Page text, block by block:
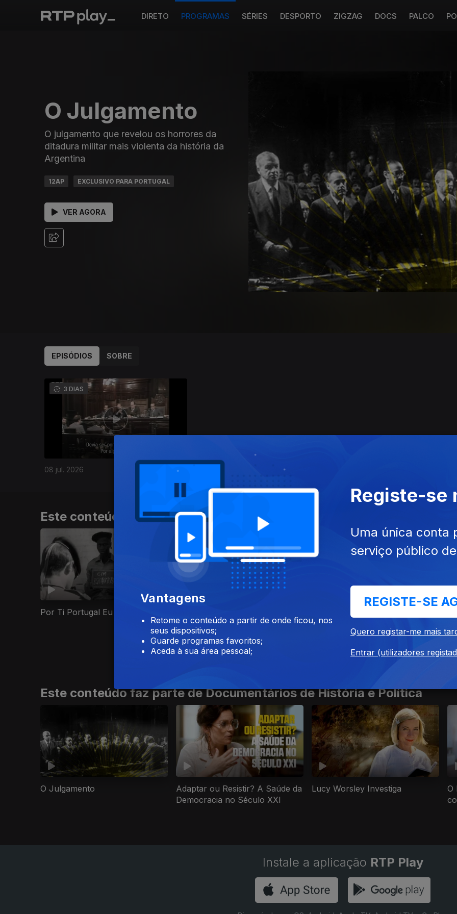
DIRETO PROGRAMAS SÉRIES DESPORTO ZIGZAG DOCS PALCO
O Julgamento
O julgamento que revelou os horrores da
ditadura militar mais violenta da história da
Argentina
12AP EXCLUSIVO PARA PORTUGAL
VER AGORA
EPISÓDIOS SOBRE
3 DIAS
08 jul. 2026
941231
Este conteúdo faz parte de Documentários
Por Ti Portugal Eu Juro
Mundo
Este conteúdo faz parte de Documentários de História e Política
O Julgamento
Adaptar ou Resistir? A Saúde da
Democracia no Século XXI
Lucy Worsley Investiga
O
Instale a aplicação RTP Play
Vantagens
Retome o conteúdo a partir de onde ficou, nos
seus dispositivos;
Guarde programas favoritos;
Aceda à sua área pessoal;
Registe-se
Uma única conta
serviço público
REGISTE-SE
Quero registar-me mais
Entrar (utilizadores